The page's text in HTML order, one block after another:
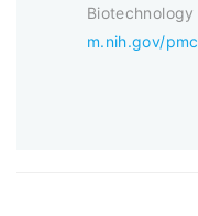
m.nih.gov/